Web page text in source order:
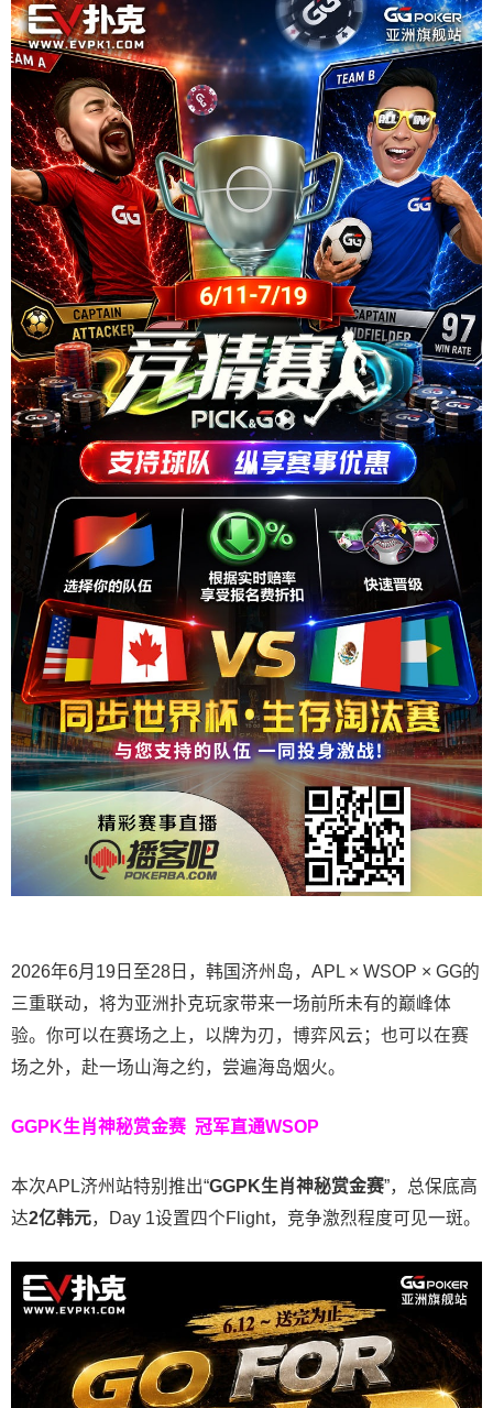
2026年6月19日至28日，韩国济州岛，APL × WSOP × GG的
三重联动，将为亚洲扑克玩家带来一场前所未有的巅峰体
验。 你可以在赛场之上，以牌为刃，博弈风云；也可以在赛
场之外，赴一场山海之约，尝遍海岛烟火。
GGPK生肖神秘赏金赛 冠军直通WSOP
本次APL济州站特别推出“GGPK生肖神秘赏金赛”，总保底高
达2亿韩元，Day 1设置四个Flight，竞争激烈程度可见一斑。